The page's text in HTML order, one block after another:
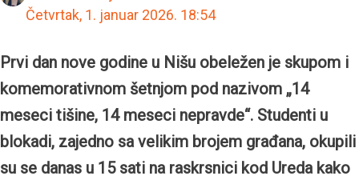
Četvrtak, 1. januar 2026. 18:54
Prvi dan nove godine u Nišu obeležen je skupom i
komemorativnom šetnjom pod nazivom „14
meseci tišine, 14 meseci nepravde“. Studenti u
blokadi, zajedno sa velikim brojem građana, okupili
su se danas u 15 sati na raskrsnici kod Ureda kako